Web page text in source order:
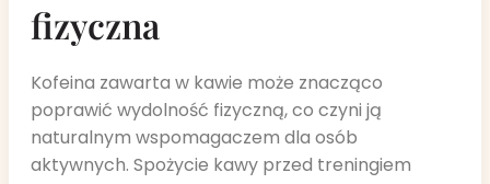
fizyczna
Kofeina zawarta w kawie może znacząco
poprawić wydolność fizyczną, co czyni ją
naturalnym wspomagaczem dla osób
aktywnych. Spożycie kawy przed treningiem